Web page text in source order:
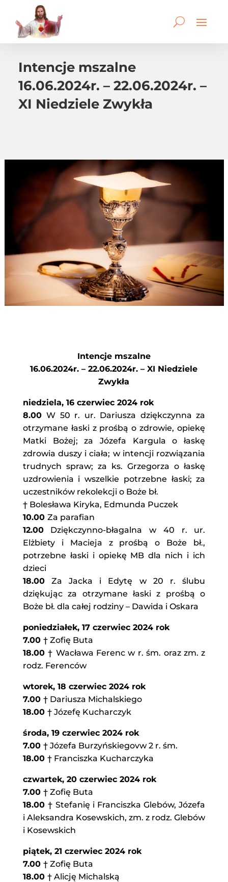
Intencje mszalne
16.06.2024r. – 22.06.2024r. –
XI Niedziele Zwykła
Intencje mszalne
16.06.2024r. – 22.06.2024r. – XI Niedziele
Zwykła
niedziela, 16 czerwiec 2024 rok
8.00W 50 r. ur. Dariusza dziękczynna za
otrzymane łaski z prośbą o zdrowie, opiekę
Matki Bożej; za Józefa Kargula o łaskę
zdrowia duszy i ciała; w intencji rozwiązania
trudnych spraw; za ks. Grzegorza o łaskę
uzdrowienia i wszelkie potrzebne łaski; za
uczestników rekolekcji o Boże bł.
† Bolesława Kiryka, Edmunda Puczek
10.00 Za parafian
12.00Dziękczynno-błagalna w 40 r. ur.
Elżbiety i Macieja z prośbą o Boże bł.,
potrzebne łaski i opiekę MB dla nich i ich
dzieci
18.00Za Jacka i Edytę w 20 r. ślubu
dziękując za otrzymane łaski z prośbą o
Boże bł. dla całej rodziny – Dawida i Oskara
poniedziałek, 17 czerwiec 2024 rok
7.00 † Zofię Buta
18.00† Wacława Ferenc w r. śm. oraz zm. z
rodz. Ferenców
wtorek, 18 czerwiec 2024 rok
7.00 † Dariusza Michalskiego
18.00 † Józefę Kucharczyk
środa, 19 czerwiec 2024 rok
7.00 † Józefa Burzyńskiegovw 2 r. śm.
18.00 † Franciszka Kucharczyka
czwartek, 20 czerwiec 2024 rok
7.00 † Zofię Buta
18.00 † Stefanię i Franciszka Glebów, Józefa
i Aleksandra Kosewskich, zm. z rodz. Glebów
i Kosewskich
piątek, 21 czerwiec 2024 rok
7.00 † Zofię Buta
18.00 † Alicję Michalską